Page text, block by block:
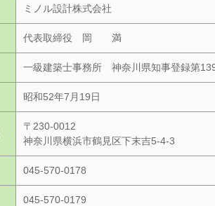
ミノル設計株式会社
代表取締役 岡 満
一級建築士事務所 神奈川県知事登録第
昭和52年7月19日
〒230-0012
神奈川県横浜市鶴見区下末吉5-4-3
045-570-0178
045-570-0179